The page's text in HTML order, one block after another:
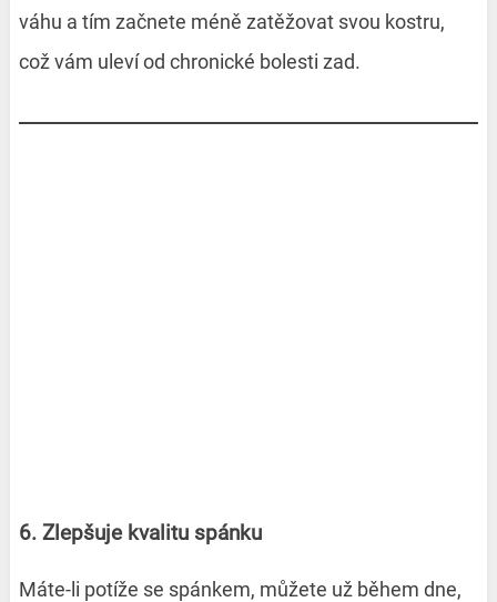
váhu a tím začnete méně zatěžovat svou kostru,
což vám uleví od chronické bolesti zad.
6. Zlepšuje kvalitu spánku
Máte-li potíže se spánkem, můžete už během dne,